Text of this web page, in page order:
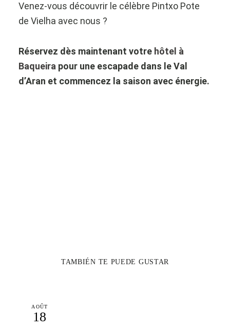
Venez-vous découvrir le célèbre Pintxo Pote
de Vielha avec nous ?
Réservez dès maintenant votre hôtel à
Baqueira pour une escapade dans le Val
d’Aran et commencez la saison avec énergie.
TAMBIÉN TE PUEDE GUSTAR
AOÛT
18